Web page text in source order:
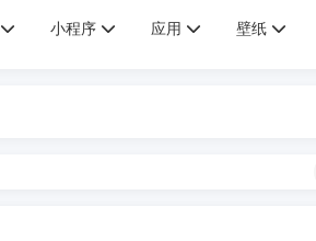
小程序 应用 壁纸